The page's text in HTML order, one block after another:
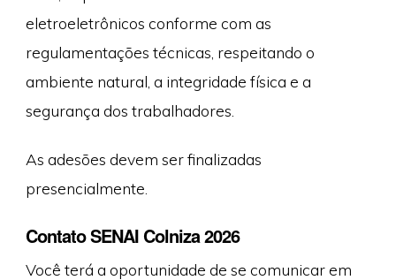
eletroeletrônicos conforme com as
regulamentações técnicas, respeitando o
ambiente natural, a integridade física e a
segurança dos trabalhadores.
As adesões devem ser finalizadas
presencialmente.
Contato SENAI Colniza 2026
Você terá a oportunidade de se comunicar em